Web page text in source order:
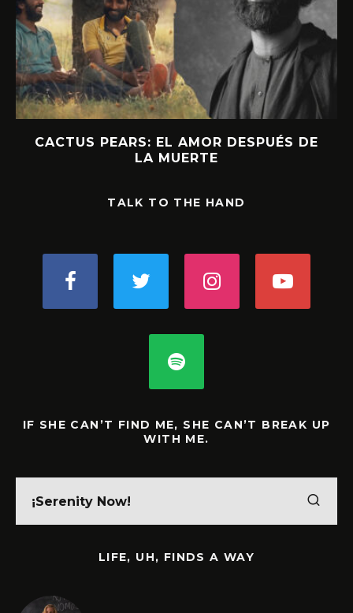
CACTUS PEARS: EL AMOR DESPUÉS DE
LA MUERTE
TALK TO THE HAND
IF SHE CAN’T FIND ME, SHE CAN’T BREAK UP
WITH ME.
LIFE, UH, FINDS A WAY